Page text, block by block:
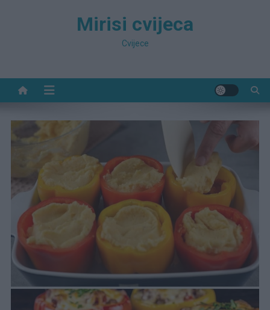
Mirisi cvijeca
Cvijece